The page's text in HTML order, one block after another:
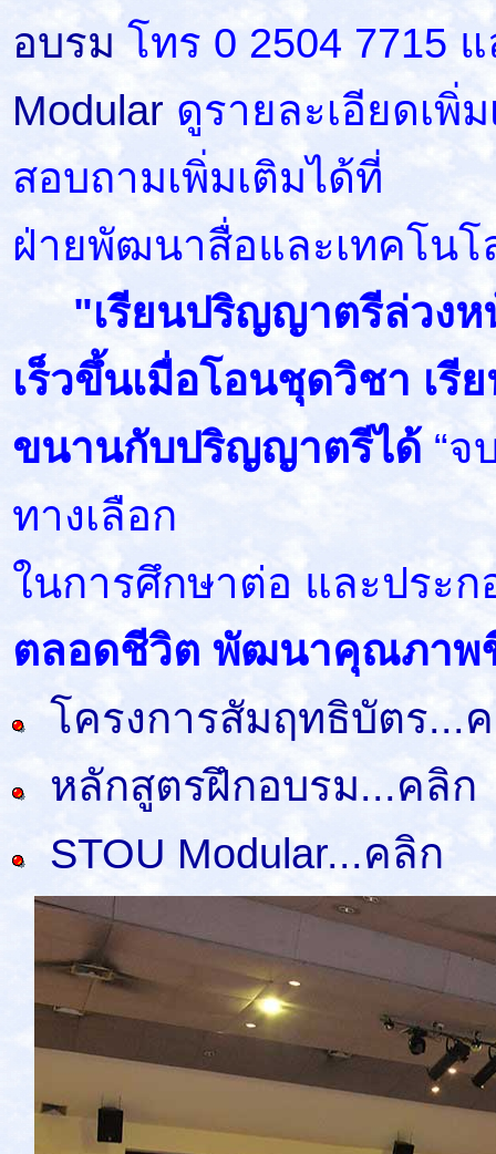
อบรม โทร 0 2504 7715
Modular ดูรายละเอียดเพิ่
สอบถามเพิ่มเติมได้ที่
ฝ่ายพัฒนาสื่อและเทคโนโ
"เรียนปริญญาตรีล่วง
เร็วขึ้นเมื่อโอนชุดวิชา เรี
ขนานกับปริญญาตรีได้ “จ
ทางเลือก
ในการศึกษาต่อ และประ
ตลอดชีวิต พัฒนาคุณภาพ
โครงการสัมฤทธิบัตร...
หลักสูตรฝึกอบรม...คลิก
STOU Modular...คลิก